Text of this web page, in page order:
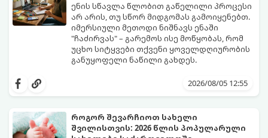
ენის სწავლა წლობით გაწელილი პროცესი
არ არის, თუ სწორ მიდგომას გამოიყენებთ.
იმერსიული მეთოდი ნიშნავს ენაში
"ჩაძირვას" – გარემოს ისე მოწყობას, რომ
უცხო სიტყვები თქვენი ყოველდღიურობის
განუყოფელი ნაწილი გახდეს.
3 თვეში მნიშვნელოვან პროგრესს
2026/08/05 12:55
როგორ შევარჩიოთ სახელი
შვილისთვის: 2026 წლის პოპულარული